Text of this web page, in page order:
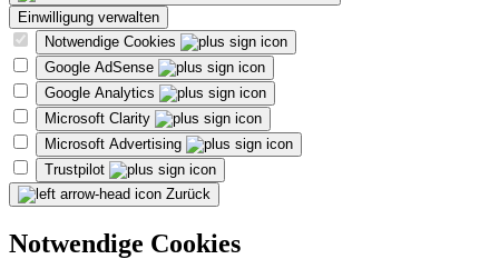
Einwilligung verwalten
Notwendige Cookies
Google AdSense
Google Analytics
Microsoft Clarity
Microsoft Advertising
Trustpilot
Zurück
Notwendige Cookies